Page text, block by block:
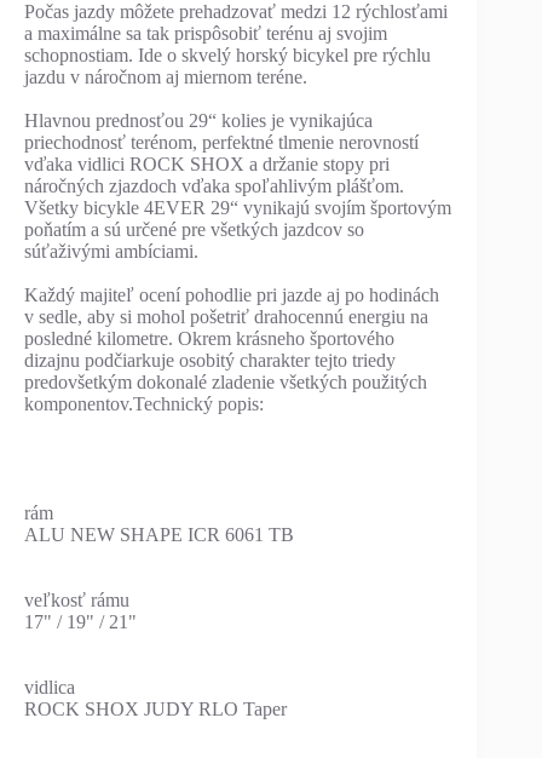
Počas jazdy môžete prehadzovať medzi 12 rýchlosťami
a maximálne sa tak prispôsobiť terénu aj svojim
schopnostiam. Ide o skvelý horský bicykel pre rýchlu
jazdu v náročnom aj miernom teréne.
Hlavnou prednosťou 29“ kolies je vynikajúca
priechodnosť terénom, perfektné tlmenie nerovností
vďaka vidlici ROCK SHOX a držanie stopy pri
náročných zjazdoch vďaka spoľahlivým plášťom.
Všetky bicykle 4EVER 29“ vynikajú svojím športovým
poňatím a sú určené pre všetkých jazdcov so
súťaživými ambíciami.
Každý majiteľ ocení pohodlie pri jazde aj po hodinách
v sedle, aby si mohol pošetriť drahocennú energiu na
posledné kilometre. Okrem krásneho športového
dizajnu podčiarkuje osobitý charakter tejto triedy
predovšetkým dokonalé zladenie všetkých použitých
komponentov.Technický popis:
rám
ALU NEW SHAPE ICR 6061 TB
veľkosť rámu
17" / 19" / 21"
vidlica
ROCK SHOX JUDY RLO Taper